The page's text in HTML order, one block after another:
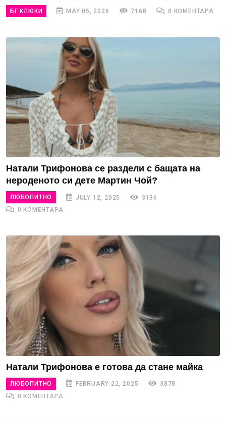
БГ КЛЮКИ MAY 05, 2026 7168 0 КОМЕНТАРА
Натали Трифонова се раздели с бащата на
нероденото си дете Мартин Чой?
ЛЮБОПИТНО JULY 12, 2025
3136
0 КОМЕНТАРА
Натали Трифонова е готова да стане майка
ЛЮБОПИТНО FEBRUARY 22, 2025
3878
0 КОМЕНТАРА